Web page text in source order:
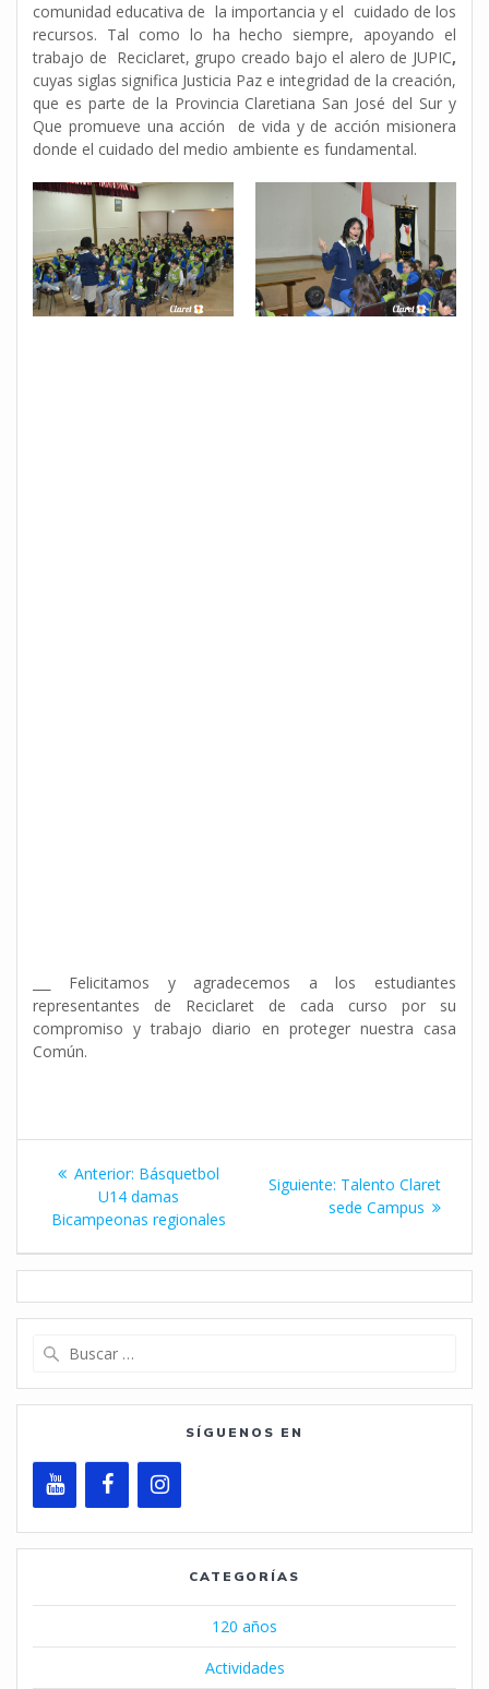
comunidad educativa de la importancia y el cuidado de los
recursos. Tal como lo ha hecho siempre, apoyando el
trabajo de Reciclaret, grupo creado bajo el alero de JUPIC,
cuyas siglas significa Justicia Paz e integridad de la creación,
que es parte de la Provincia Claretiana San José del Sur y
Que promueve una acción de vida y de acción misionera
donde el cuidado del medio ambiente es fundamental.
Felicitamos y agradecemos a los estudiantes
representantes de Reciclaret de cada curso por su
compromiso y trabajo diario en proteger nuestra casa
Común.
Navegación
de
entradas
Anterior: Entrada
anterior:
Básquetbol
U14 damas
Bicampeonas regionales
Siguiente: Siguiente
entrada:
Talento Claret
sede Campus
SÍGUENOS EN
CATEGORÍAS
120 años
Actividades